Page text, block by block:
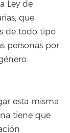
Ley de
que
de todo tipo
personas por
esta misma
tiene que